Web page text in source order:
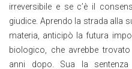
irreversibile e se c’è il
giudice. Aprendo la strada alla
materia, anticipò la futura
biologico, che avrebbe
anni dopo. Sua la